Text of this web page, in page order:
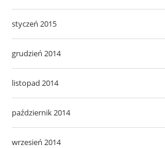
styczeń 2015
grudzień 2014
listopad 2014
październik 2014
wrzesień 2014